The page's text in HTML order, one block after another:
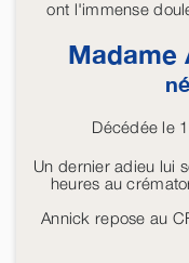
ont l'immense
Madame
Décédée le
Un dernier adieu lui
heures au
Annick repose au